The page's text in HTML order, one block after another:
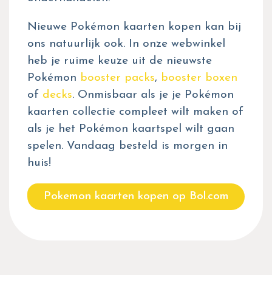
Nieuwe Pokémon kaarten kopen kan bij
ons natuurlijk ook. In onze webwinkel
heb je ruime keuze uit de nieuwste
Pokémon booster packs, booster boxen
of decks. Onmisbaar als je je Pokémon
kaarten collectie compleet wilt maken of
als je het Pokémon kaartspel wilt gaan
spelen. Vandaag besteld is morgen in
huis!
Pokemon kaarten kopen op Bol.com